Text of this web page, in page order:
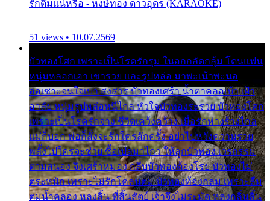
รักติ๋มแน่หรือ - หงษ์ทอง ดาวอุดร (KARAOKE)
51 views • 10.07.2569
บัวทองโศก เพราะเป็นโรครักรุม ในอกกลัดกลุ้ม โดนแฟน
หนุ่มหลอกเอา เขารวย และรูปหล่อ มาพะเน้าพะนอ
ออเซาะจนใจเบา สงสาร บัวทองเศร้า น้ำตาคลอเบ้า เฝ้า
อาลัย หนุ่มรูปหล่อหนีไกล หัวใจบัวทองระรวย บัวทองโศก
เพราะเป็นโรครักจาง ชีวิตเคว้งคว้าง เมื่อรักห่างร้างไกล
แม่ก็บอก พ่อก็สั่งจะรักใครสักครั้ง อย่าไปหวังความรวย
พลั้งไปใครจะช่วย ซื้อเปลมาไกว ให้ลูกบัวทอง เวรกรรม
ตามสนอง จึงเศร้าหมอง กลีบบัวทองต้องโรย บัวทองไม่
ตระหนัก เพราะไม่รักโคลนตม บัวทองท้องกลม เพราะลืม
ตมน้ำคลอง หลงลิ้น ที่สิ้นสัตย์ เจ้าจึงไม่ระมัด หลงกลิ่นลิ้น